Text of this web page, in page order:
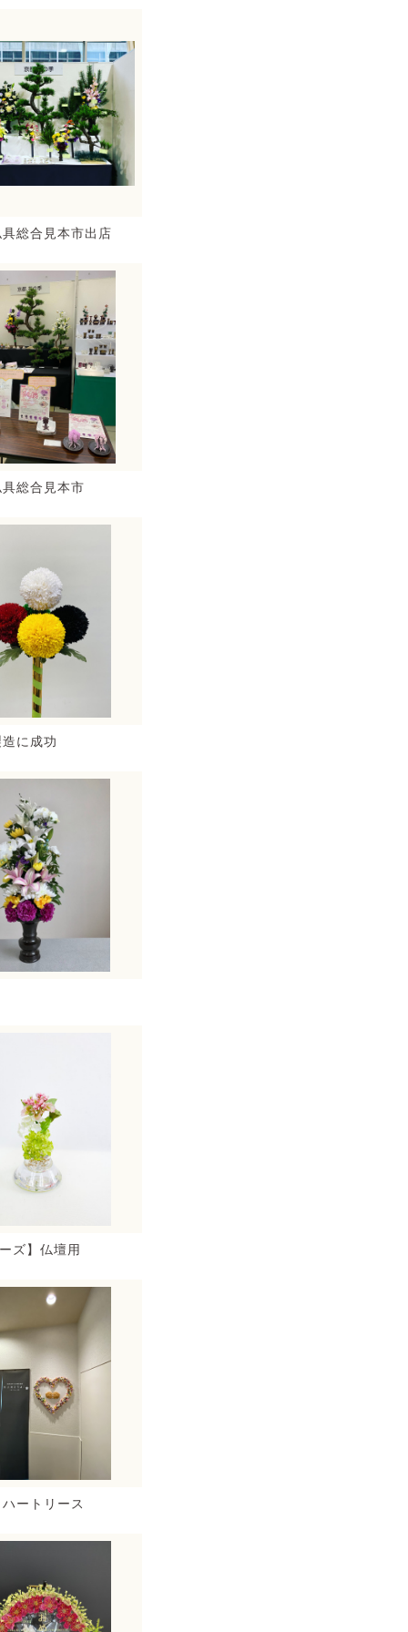
総合見本市出店
総合見本市
に成功
ズ】仏壇用
ートリース